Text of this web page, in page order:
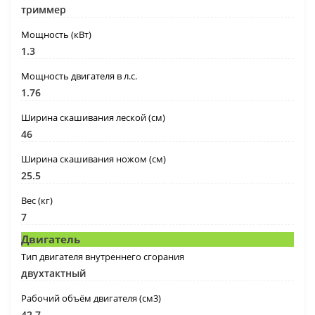
триммер
Мощность (кВт)
1.3
Мощность двигателя в л.с.
1.76
Ширина скашивания леской (см)
46
Ширина скашивания ножом (см)
25.5
Вес (кг)
7
Двигатель
Тип двигателя внутреннего сгорания
двухтактный
Рабочий объём двигателя (см3)